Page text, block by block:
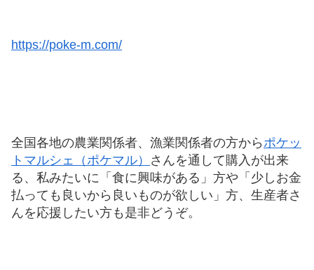
https://poke-m.com/
全国各地の農業関係者、漁業関係者の方からポケッ
トマルシェ（ポケマル） さんを通して購入が出来
る、私みたいに「食に興味がある」方や「少しお金
払っても良いから良いものが欲しい」方、生産者さ
んを応援したい方も是非どうぞ。